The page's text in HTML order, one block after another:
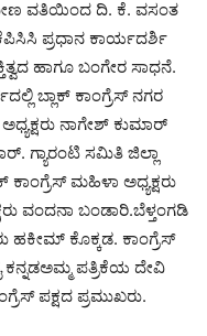
ವತಿಯಿಂದ ದಿ. ಕೆ. ವಸಂತ
ಪ್ರಧಾನ ಕಾರ್ಯದರ್ಶಿ
ಹಾಗೂ ಬಂಗೇರ ಸಾಧನೆ.
ಬ್ಲಾಕ್ ಕಾಂಗ್ರೆಸ್ ನಗರ
ನಾಗೇಶ್ ಕುಮಾರ್
ಗ್ಯಾರಂಟಿ ಸಮಿತಿ ಜಿಲ್ಲಾ
ಕಾಂಗ್ರೆಸ್ ಮಹಿಳಾ ಅಧ್ಯಕ್ಷರು
ವಂದನಾ ಬಂಡಾರಿ.ಬೆಳ್ತಂಗಡಿ
ಹಕೀಮ್ ಕೊಕ್ಕಡ. ಕಾಂಗ್ರೆಸ್
ಪತ್ರಿಕೆಯ ದೇವಿ
ಪಕ್ಷದ ಪ್ರಮುಖರು.